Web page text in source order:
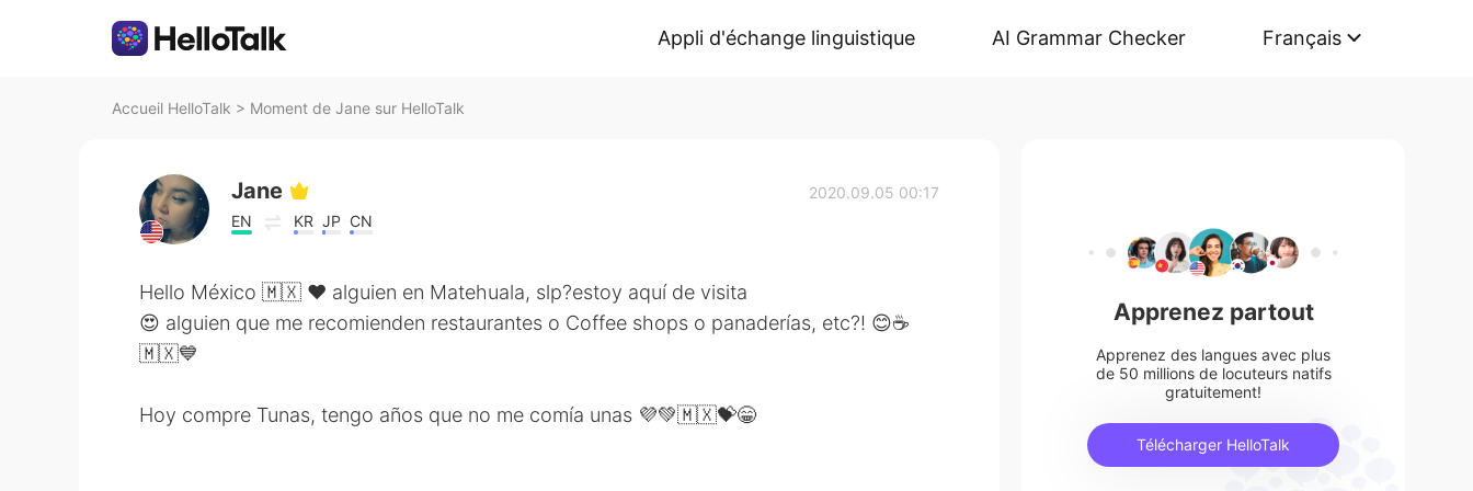
Appli d'échange linguistique AI Grammar Checker Français
Accueil HelloTalk > Moment de Jane sur HelloTalk
Jane
EN KR JP CN
2020.09.05 00:17
Hello México 🇲🇽 ❤️ alguien en Matehuala, slp?estoy aquí de visita
😍 alguien que me recomienden restaurantes o Coffee shops o panaderías, etc?! 😊☕
🇲🇽💙
Hoy compre Tunas, tengo años que no me comía unas 💜💚🇲🇽💝😁
Apprenez partout
Apprenez des langues avec plus
de 50 millions de locuteurs natifs
gratuitement!
Télécharger HelloTalk